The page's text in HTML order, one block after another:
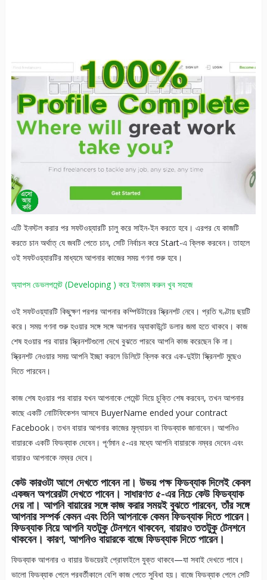
এটি ইনস্টল করার পর সফটওয়্যারটি চালু করে সাইন-ইন করতে হবে। এরপর যে কাজটি
করতে চান অর্থাত্ যে জবটি পেতে চান, সেটি নির্বাচন করে Start-এ ক্লিক করবেন। তাহলে
ওই সফটওয়্যারটির মাধ্যমে আপনার কাজের সময় গণনা শুরু হবে।
অ্যাপস ডেভলপমেন্ট (Developing ) করে ইনকাম করুন খুব সহজে
ওই সফটওয়্যারটি কিছুক্ষণ পরপর আপনার কম্পিউটারের স্ক্রিনশট নেবে। প্রতি ঘণ্টায় ছয়টি
করে। সময় গণনা শুরু হওয়ার সঙ্গে সঙ্গে আপনার অ্যাকাউন্টে ডলার জমা হতে থাকবে। কাজ
শেষ হওয়ার পর বায়ার স্ক্রিনশটগুলো দেখে বুঝতে পারবে আপনি কাজ করেছেন কি না।
স্ক্রিনশট নেওয়ার সময় আপনি ইচ্ছা করলে ডিলিটে ক্লিক করে এক-দুইটা স্ক্রিনশট মুছেও
দিতে পারবেন।
কাজ শেষ হওয়ার পর বায়ার যখন আপনাকে পেমেন্ট দিয়ে চুক্তি শেষ করবেন, তখন আপনার
কাছে একটি নোটিফিকেশন আসবে BuyerName ended your contract
Facebook। তখন বায়ার আপনার কাজের মূল্যায়ন বা ফিডব্যাক জানাবেন। আপনিও
বায়ারকে একটি ফিডব্যাক দেবেন। পূর্ণমান ৫-এর মধ্যে আপনি বায়ারকে নম্বর দেবেন এবং
বায়ারও আপনাকে নম্বর দেবে।
কেউ কারওটা আগে দেখতে পাবেন না। উভয় পক্ষ ফিডব্যাক দিলেই কেবল
একজন অপরেরটা দেখতে পাবেন। সাধারণত ৫-এর নিচে কেউ ফিডব্যাক
দেয় না। আপনি বায়ারের সঙ্গে কাজ করার সময়ই বুঝতে পারবেন, তাঁর সঙ্গে
আপনার সম্পর্ক কেমন এবং তিনি আপনাকে কেমন ফিডব্যাক দিতে পারেন।
ফিডব্যাক নিয়ে আপনি যতটুকু টেনশনে থাকবেন, বায়ারও ততটুকু টেনশনে
থাকবেন। কারণ, আপনিও বায়ারকে বাজে ফিডব্যাক দিতে পারেন।
ফিডব্যাক আপনার ও বায়ার উভয়েরই প্রোফাইলে যুক্ত থাকবে—যা সবাই দেখতে পাবে।
ভালো ফিডব্যাক পেলে পরবর্তীকালে বেশি কাজ পেতে সুবিধা হয়। বাজে ফিডব্যাক পেলে সেটি